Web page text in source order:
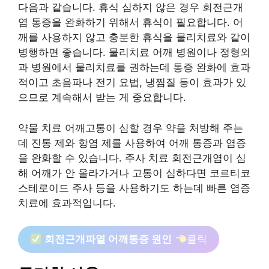
다음과 같습니다. 휴식 심하지 않은 경우 회전근개
염 통증을 완화하기 위해서 휴식이 필요합니다. 어
깨를 사용하지 않고 충분한 휴식을 물리치료와 같이
병행하면 좋습니다. 물리치료 어깨 병원이나 정형외
과 병원에서 물리치료를 권하는데 통증 완화에 효과
적이고 초음파나 전기 요법, 냉찜질 등이 효과가 있
으므로 계속해서 받는 게 중요합니다.
약물 치료 어깨고통이 심할 경우 약을 처방해 주는
데 진통 제와 항염 제를 사용하여 어깨 통증과 염증
을 완화할 수 있습니다. 주사 치료 회전근개염이 심
해 어깨가 안 올라가거나 고통이 심하다면 코르티코
스테로이드 주사 등을 사용하기도 하는데 빠른 염증
치료에 효과적입니다.
회전근개파열 어깨통증 원인 클릭